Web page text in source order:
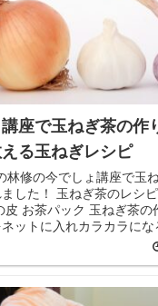
座で玉ねぎ茶の作
る玉ねぎレシピ
林修の今でしょ講座で玉
した！ 玉ねぎ茶のレシ
お茶パック 玉ねぎ茶の
ットに入れカラカラにな